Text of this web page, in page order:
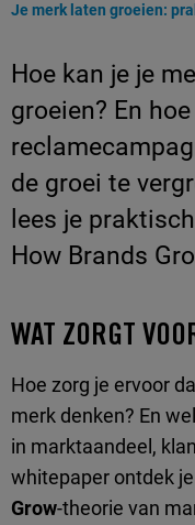
Huidige pagina:
Je merk laten groeien:
Hoe kan je je
groeien? En
de groei te
lees je
How Brands
WAT ZORGT
Hoe zorg je ervoor
merk denken? En
in marktaandeel,
whitepaper ontdek
Grow-theorie van